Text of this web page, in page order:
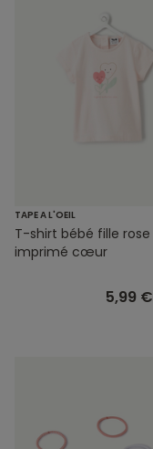
TAPE A L'OEIL
T-shirt bébé fille rose
imprimé cœur
5,99 €